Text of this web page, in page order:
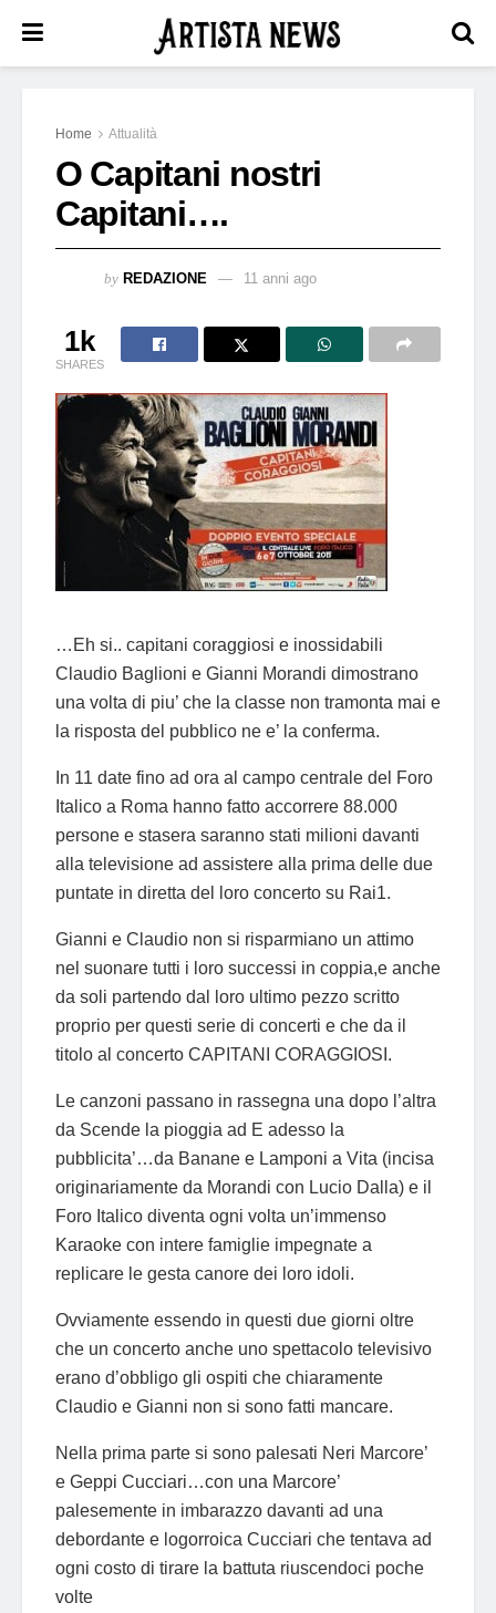
Home Attualità
O Capitani nostri
Capitani….
by REDAZIONE 11 anni ago
1k
SHARES
…Eh si.. capitani coraggiosi e inossidabili
Claudio Baglioni e Gianni Morandi dimostrano
una volta di piu’ che la classe non tramonta mai e
la risposta del pubblico ne e’ la conferma.
In 11 date fino ad ora al campo centrale del Foro
Italico a Roma hanno fatto accorrere 88.000
persone e stasera saranno stati milioni davanti
alla televisione ad assistere alla prima delle due
puntate in diretta del loro concerto su Rai1.
Gianni e Claudio non si risparmiano un attimo
nel suonare tutti i loro successi in coppia,e anche
da soli partendo dal loro ultimo pezzo scritto
proprio per questi serie di concerti e che da il
titolo al concerto CAPITANI CORAGGIOSI.
Le canzoni passano in rassegna una dopo l’altra
da Scende la pioggia ad E adesso la
pubblicita’…da Banane e Lamponi a Vita (incisa
originariamente da Morandi con Lucio Dalla) e il
Foro Italico diventa ogni volta un’immenso
Karaoke con intere famiglie impegnate a
replicare le gesta canore dei loro idoli.
Ovviamente essendo in questi due giorni oltre
che un concerto anche uno spettacolo televisivo
erano d’obbligo gli ospiti che chiaramente
Claudio e Gianni non si sono fatti mancare.
Nella prima parte si sono palesati Neri Marcore’
e Geppi Cucciari…con una Marcore’
palesemente in imbarazzo davanti ad una
debordante e logorroica Cucciari che tentava ad
ogni costo di tirare la battuta riuscendoci poche
volte